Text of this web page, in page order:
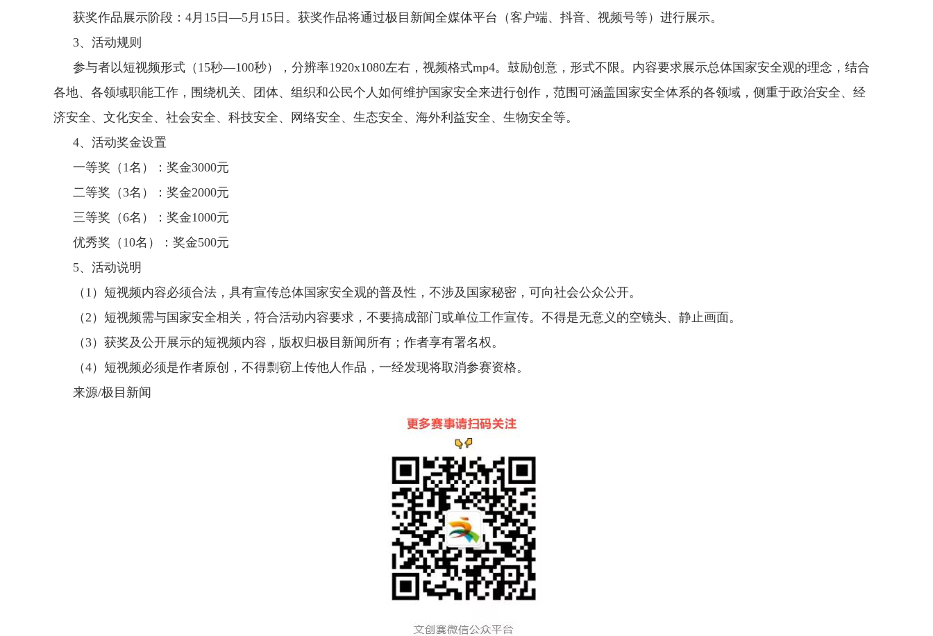
获奖作品展示阶段：4月15日—5月15日。获奖作品将通过极目新闻全媒体平台（客户端、抖音、视频号等）进行展示。
3、活动规则
参与者以短视频形式（15秒—100秒），分辨率1920x1080左右，视频格式mp4。鼓励创意，形式不限。内容要求展示总体国家安全观的理念，结合
各地、各领域职能工作，围绕机关、团体、组织和公民个人如何维护国家安全来进行创作，范围可涵盖国家安全体系的各领域，侧重于政治安全、经
济安全、文化安全、社会安全、科技安全、网络安全、生态安全、海外利益安全、生物安全等。
4、活动奖金设置
一等奖（1名）：奖金3000元
二等奖（3名）：奖金2000元
三等奖（6名）：奖金1000元
优秀奖（10名）：奖金500元
5、活动说明
（1）短视频内容必须合法，具有宣传总体国家安全观的普及性，不涉及国家秘密，可向社会公众公开。
（2）短视频需与国家安全相关，符合活动内容要求，不要搞成部门或单位工作宣传。不得是无意义的空镜头、静止画面。
（3）获奖及公开展示的短视频内容，版权归极目新闻所有；作者享有署名权。
（4）短视频必须是作者原创，不得剽窃上传他人作品，一经发现将取消参赛资格。
来源/极目新闻